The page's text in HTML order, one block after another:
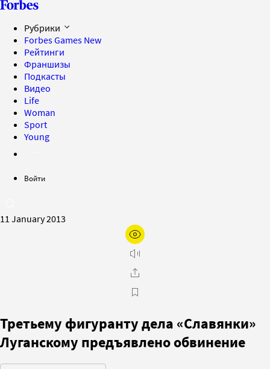
Рубрики
Forbes Games New
Рейтинги
Франшизы
Подкасты
Видео
Life
Woman
Sport
Young
Войти
11 January 2013
Третьему фигуранту дела «Славянки»
Луганскому предъявлено обвинение